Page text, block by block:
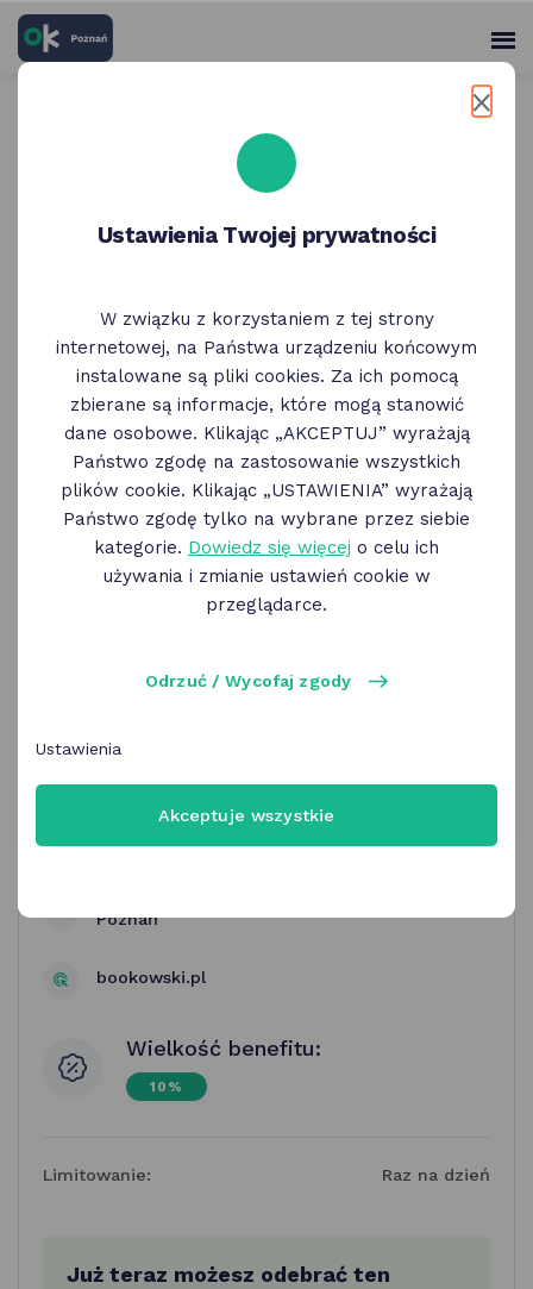
skróty
głównych
Panel
Księgarnie Bookowski | rabat
na zakup książek
Poznań
bookowski.pl
Wielkość benefitu:
10%
Limitowanie: Raz na dzień
Już teraz możesz odebrać ten
Ustawienia Twojej prywatności
W związku z korzystaniem z tej strony
internetowej, na Państwa urządzeniu końcowym
instalowane są pliki cookies. Za ich pomocą
zbierane są informacje, które mogą stanowić
dane osobowe. Klikając „AKCEPTUJ” wyrażają
Państwo zgodę na zastosowanie wszystkich
plików cookie. Klikając „USTAWIENIA” wyrażają
Państwo zgodę tylko na wybrane przez siebie
kategorie. Dowiedz się więcej o celu ich
używania i zmianie ustawień cookie w
przeglądarce.
Odrzuć / Wycofaj zgody
Ustawienia
Akceptuje wszystkie